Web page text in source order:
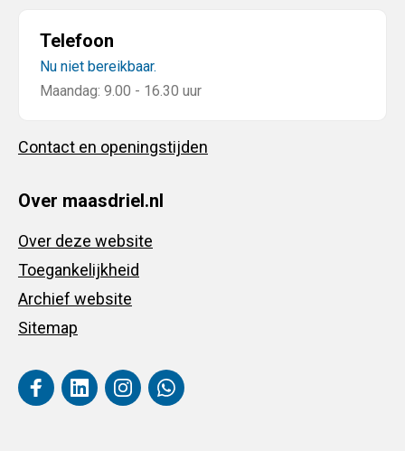
Telefoon
Nu niet bereikbaar.
Maandag: 9.00 - 16.30 uur
Contact en openingstijden
Over maasdriel.nl
Over deze website
Toegankelijkheid
Archief website
Sitemap